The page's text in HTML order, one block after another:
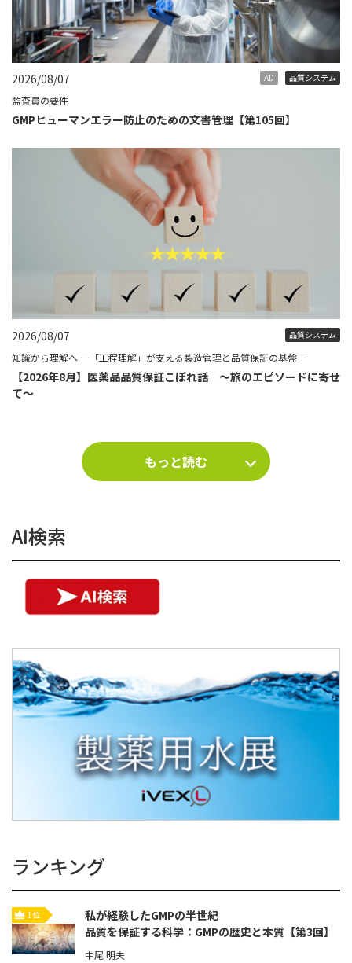
2026/08/07 AD 品質システム
監査員の要件
GMPヒューマンエラー防止のための文書管理【第105回】
2026/08/07 品質システム
知識から理解へ ―「工程理解」が支える製造管理と品質保証の基盤―
【2026年8月】医薬品品質保証こぼれ話 ～旅のエピソードに寄せ
て～
もっと読む
AI検索
ランキング
1位
私が経験したGMPの半世紀
品質を保証する科学：GMPの歴史と本質【第3回】
中尾 明夫